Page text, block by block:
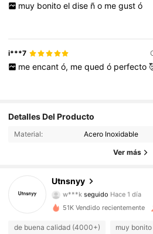
muy bonito el dise ñ o me gust ó
i***7
me encant ó, me qued ó perfecto
Detalles Del Producto
Material: Acero Inoxidable
Ver más
Utnsnyy
4,89 2.5K Seguidores
w***kseguido
4,89
2.5K Seguidores
4,89 2.5K Seguidores
51K Vendido recientemente
de buena calidad (4000+) muy